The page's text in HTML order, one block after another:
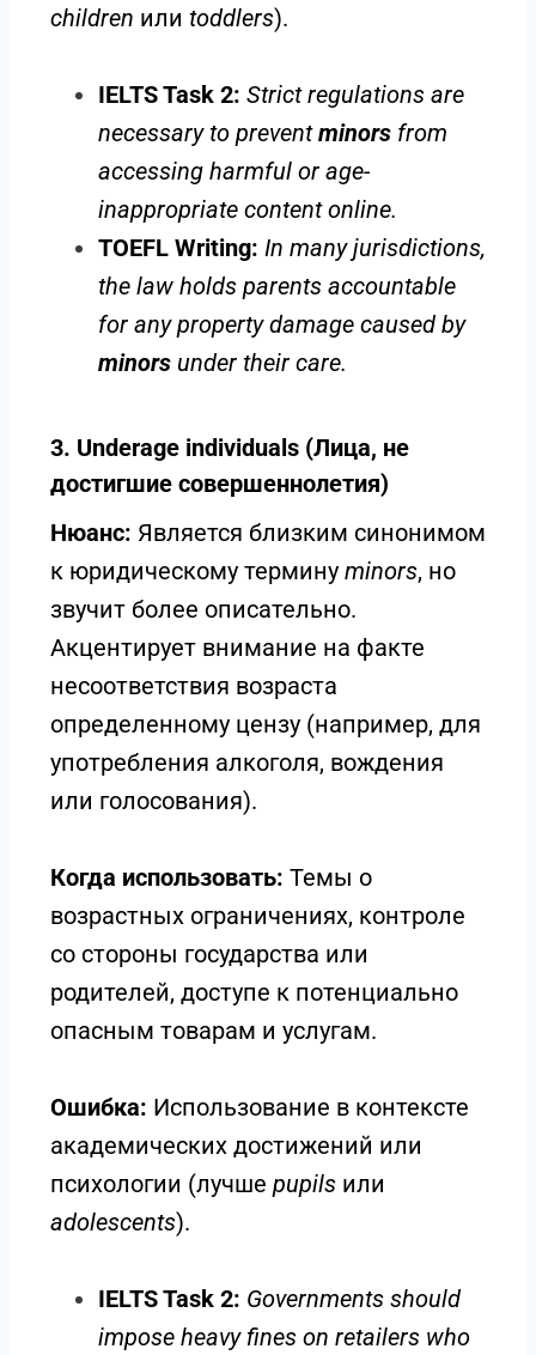
children или toddlers).
IELTS Task 2: Strict regulations are
necessary to preventminors from
accessing harmful or age-
inappropriate content online.
TOEFL Writing: In many jurisdictions,
the law holds parents accountable
for any property damage caused by
minors under their care.
3. Underage individuals (Лица, не
достигшие совершеннолетия)
Нюанс: Является близким синонимом
к юридическому термину minors, но
звучит более описательно.
Акцентирует внимание на факте
несоответствия возраста
определенному цензу (например, для
употребления алкоголя, вождения
или голосования).
Когда использовать: Темы о
возрастных ограничениях, контроле
со стороны государства или
родителей, доступе к потенциально
опасным товарам и услугам.
Ошибка: Использование в контексте
академических достижений или
психологии (лучше pupils или
adolescents).
IELTS Task 2: Governments should
impose heavy fines on retailers who